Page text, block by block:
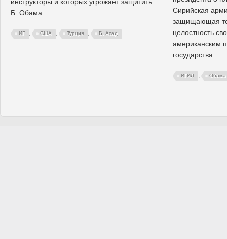
Б. Обама.
ИГ , США , Турция , Б. Асад
Сирийская
защищающая
целостность
американским
государства.
ИГИЛ , Обама